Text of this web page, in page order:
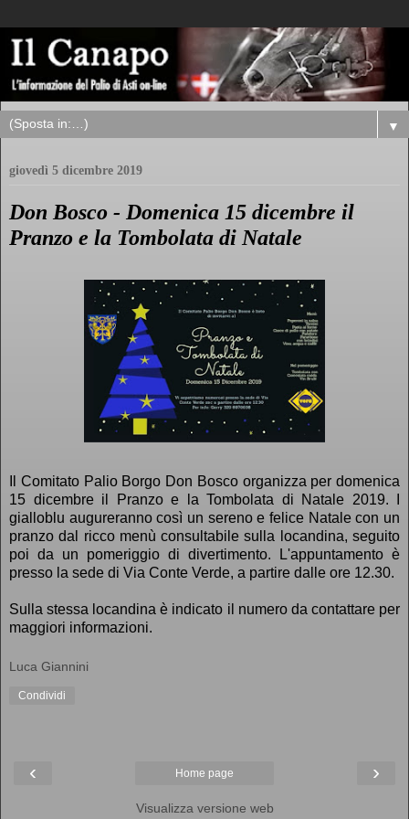
▼
giovedì 5 dicembre 2019
Don Bosco - Domenica 15 dicembre il
Pranzo e la Tombolata di Natale
Il Comitato Palio Borgo Don Bosco organizza per domenica
15 dicembre il Pranzo e la Tombolata di Natale 2019. I
gialloblu augureranno così un sereno e felice Natale con un
pranzo dal ricco menù consultabile sulla locandina, seguito
poi da un pomeriggio di divertimento. L'appuntamento è
presso la sede di Via Conte Verde, a partire dalle ore 12.30.
Sulla stessa locandina è indicato il numero da contattare per
maggiori informazioni.
Luca Giannini
Condividi
‹ ›
Home page
Visualizza versione web